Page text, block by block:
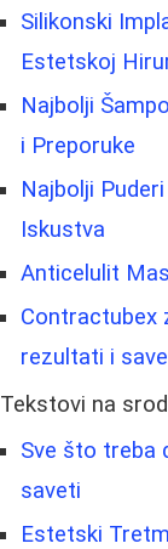
Silikonski
Estetskoj
Najbolji
i Preporuke
Najbolji
Iskustva
Anticelulit
Contractubex
rezultati i
Tekstovi na
Sve što treba
saveti
Estetski